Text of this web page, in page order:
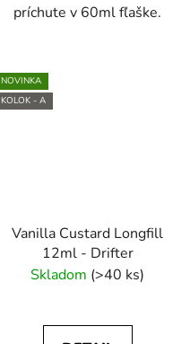
príchute v 60ml fľaške.
NOVINKA
KOLOK - A
Vanilla Custard Longfill
12ml - Drifter
Skladom (>40 ks)